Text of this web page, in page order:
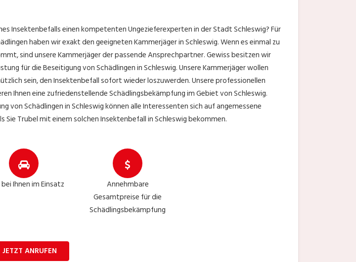
Insektenbefalls einen kompetenten Ungezieferexperten in der Stadt Schleswig? Für
haben wir exakt den geeigneten Kammerjäger in Schleswig. Wenn es einmal zu
sind unsere Kammerjäger der passende Ansprechpartner. Gewiss besitzen wir
für die Beseitigung von Schädlingen in Schleswig. Unsere Kammerjäger wollen
sein, den Insektenbefall sofort wieder loszuwerden. Unsere professionellen
Ihnen eine zufriedenstellende Schädlingsbekämpfung im Gebiet von Schleswig.
von Schädlingen in Schleswig können alle Interessenten sich auf angemessene
Trubel mit einem solchen Insektenbefall in Schleswig bekommen.
Ihnen im Einsatz
Annehmbare
Gesamtpreise für die
Schädlingsbekämpfung
JETZT ANRUFEN